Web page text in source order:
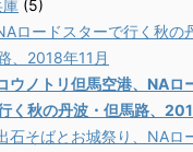
庫 (5)
ロードスターで行く秋の
、2018年11月
ウノトリ但馬空港、NAロ
く秋の丹波・但馬路、
石そばとお城祭り、NAロ